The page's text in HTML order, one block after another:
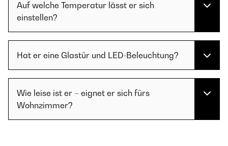
Auf welche Temperatur lässt er sich
einstellen?
Hat er eine Glastür und LED-Beleuchtung?
Wie leise ist er – eignet er sich fürs
Wohnzimmer?